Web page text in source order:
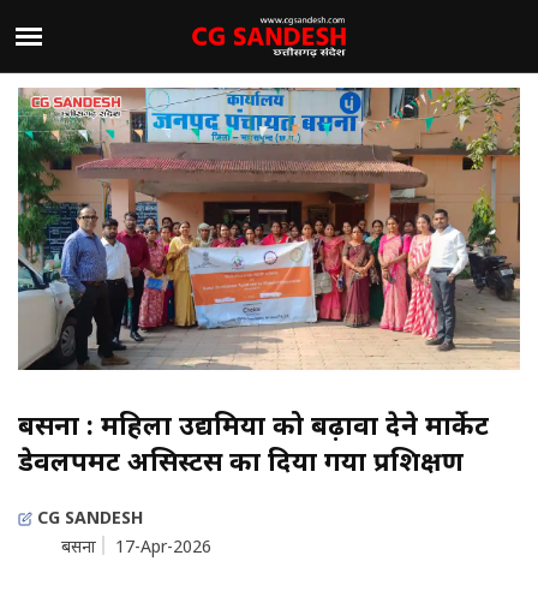
बसना : महिला उद्यमियों को बढ़ावा देने मार्केट
डेवलपमेंट असिस्टेंस का दिया गया प्रशिक्षण
CG SANDESH
बसना
17-Apr-2026